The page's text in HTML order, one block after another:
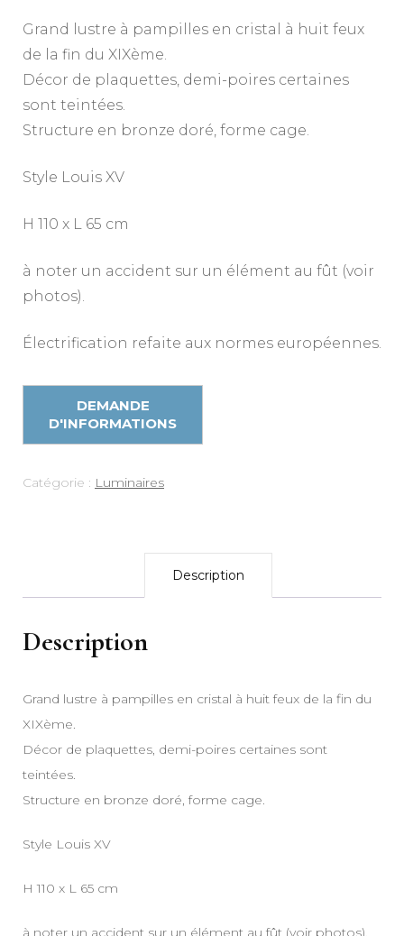
Grand lustre à pampilles en cristal à huit feux
de la fin du XIXème.
Décor de plaquettes, demi-poires certaines
sont teintées.
Structure en bronze doré, forme cage.
Style Louis XV
H 110 x L 65 cm
à noter un accident sur un élément au fût (voir
photos).
Électrification refaite aux normes européennes.
Catégorie : Luminaires
Description
Description
Grand lustre à pampilles en cristal à huit feux de la fin du
XIXème.
Décor de plaquettes, demi-poires certaines sont
teintées.
Structure en bronze doré, forme cage.
Style Louis XV
H 110 x L 65 cm
à noter un accident sur un élément au fût (voir photos).